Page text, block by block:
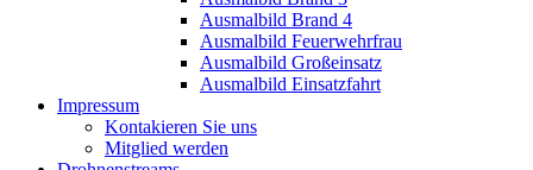
Ausmalbild Brand 4
Ausmalbild Feuerwehrfrau
Ausmalbild Großeinsatz
Ausmalbild Einsatzfahrt
Impressum
Kontakieren Sie uns
Mitglied werden